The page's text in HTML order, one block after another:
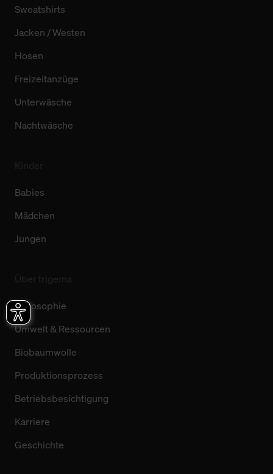
Sweatshirts
Jacken / Westen
Hosen
Freizeitanzüge
Unterwäsche
Nachtwäsche
Babies
Mädchen
Jungen
Philosophie
Umwelt & Ressourcen
Biobaumwolle
Produktionsprozess
Betriebsbesichtigung
Karriere
Geschichte